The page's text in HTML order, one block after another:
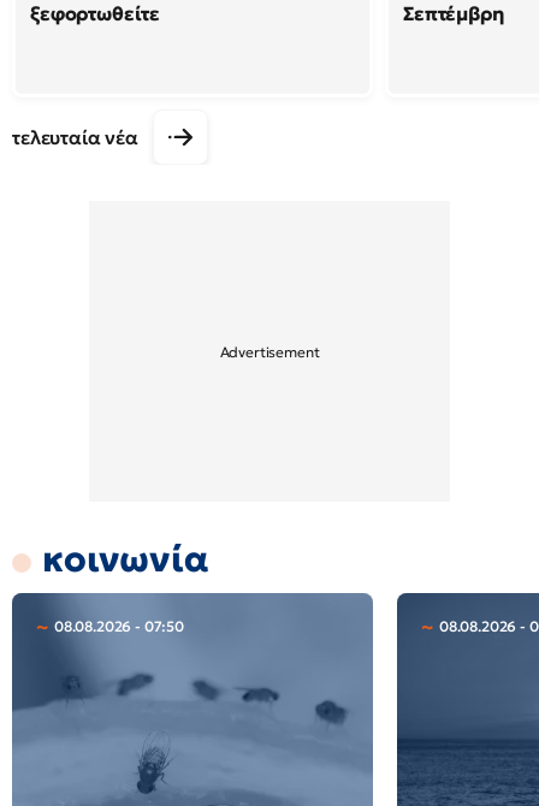
ξεφορτωθείτε
Σεπτέμβρη
τελευταία νέα
κοινωνία
08.08.2026 - 07:50 08.08.2026 -